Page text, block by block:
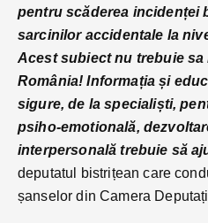
pentru scăderea incidenței
sarcinilor accidentale la
Acest subiect nu trebuie sa
România! Informația și
sigure, de la specialiști,
psiho-emotională,
interpersonală trebuie să
deputatul bistrițean care
șanselor din Camera